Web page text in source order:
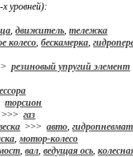
уровней):
,движитель,тележка
колесо,бескамерка,
резиновый упругий элемент
торсион
>>>газ
>>>авто,
,мотор-колесо
,вал,ведущая ось,